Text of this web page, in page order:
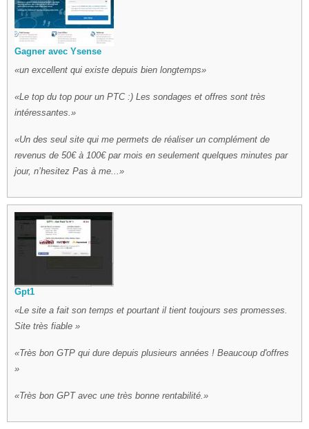
Gagner avec Ysense
un excellent qui existe depuis bien longtemps
Le top du top pour un PTC :) Les sondages et offres sont très
intéressantes.
Un des seul site qui me permets de réaliser un complément de
revenus de 50€ à 100€ par mois en seulement quelques minutes par
jour, n’hesitez Pas à me...
Gpt1
Le site a fait son temps et pourtant il tient toujours ses promesses.
Site très fiable
Très bon GTP qui dure depuis plusieurs années ! Beaucoup d'offres
Très bon GPT avec une très bonne rentabilité.